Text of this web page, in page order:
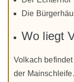
Die
Wo liegt
Volkach
der